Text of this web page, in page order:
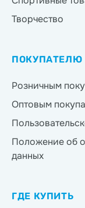
Творчество
ПОКУПАТЕЛЮ
Розничным
Оптовым
Положение об
данных
ГДЕ КУПИТЬ